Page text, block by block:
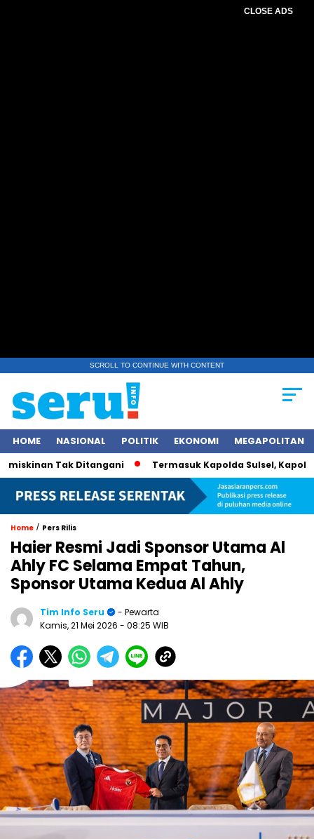
CLOSE ADS
SCROLL TO CONTINUE WITH CONTENT
HOME NASIONAL POLITIK EKONOMI MEGAPOLITAN
Tak Ditangani Termasuk Kapolda Sulsel, Kapolri
Home / Pers Rilis
Haier Resmi Jadi Sponsor Utama Al
Ahly FC Selama Empat Tahun,
Sponsor Utama Kedua Al Ahly
Tim Info Seru
- Pewarta
Kamis, 21 Mei 2026 - 08:25 WIB